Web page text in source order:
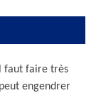
faut faire très
engendrer